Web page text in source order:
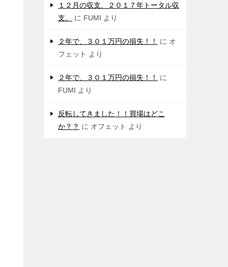
１２月の収支、２０１７年トータル収
支。
に FUMI より
２年で、３０１万円の損失！！ に オ
フェット より
２年で、３０１万円の損失！！
に
FUMI より
反転してきました！！買場はどこ
か？？ に オフェット より